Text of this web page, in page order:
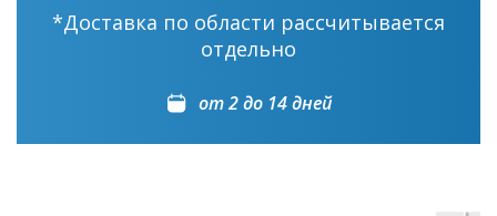
*Доставка по области рассчитывается
отдельно
от 2 до 14 дней